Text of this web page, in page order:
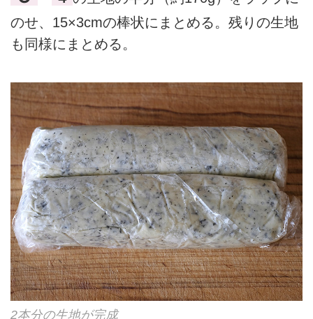
のせ、15×3cmの棒状にまとめる。残りの生地
も同様にまとめる。
2本分の生地が完成